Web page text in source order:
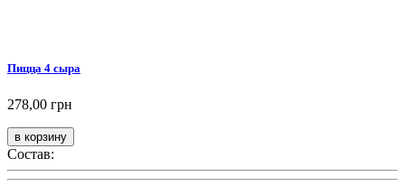
Пицца 4 сыра
278,00 грн
Состав: